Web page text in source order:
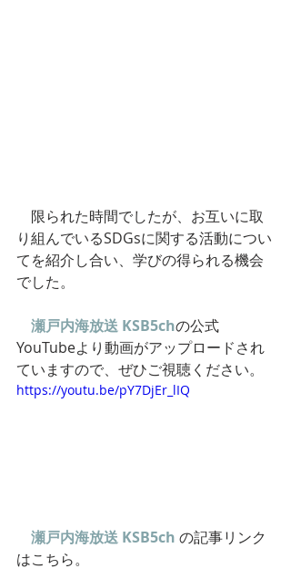
限られた時間でしたが、お互いに取
り組んでいるSDGsに関する活動につい
てを紹介し合い、学びの得られる機会
でした。
瀬戸内海放送 KSB5chの公式
YouTubeより動画がアップロードされ
ていますので、ぜひご視聴ください。
https://youtu.be/pY7DjEr_lIQ
瀬戸内海放送 KSB5ch の記事リンク
はこちら。